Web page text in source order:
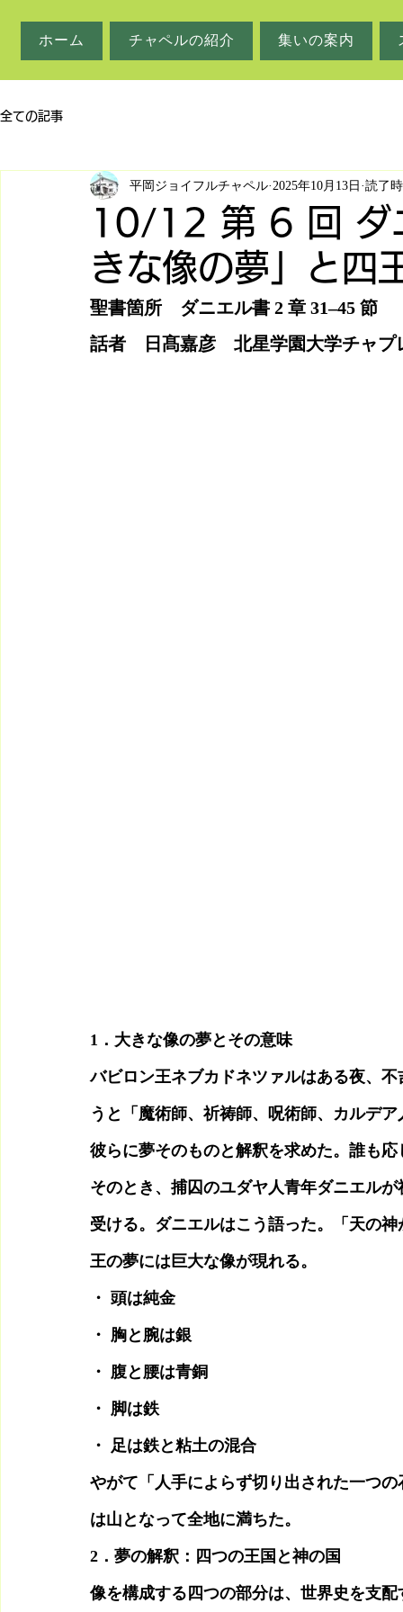
ホーム チャペルの紹介 集いの案内
全ての記事
10/12 第 6 回 ダ
きな像の夢」と四
平岡ジョイフルチャペル 2025年10月13日 読了
聖書箇所　ダニエル書 2 章 31‒45 節
話者　日髙嘉彦　北星学園大学チャ
1．大きな像の夢とその意味
バビロン王ネブカドネツァルはある夜、
うと「魔術師、祈祷師、呪術師、カルデ
彼らに夢そのものと解釈を求めた。誰も
そのとき、捕囚のユダヤ人青年ダニエル
受ける。ダニエルはこう語った。「天の
王の夢には巨大な像が現れる。
・ 頭は純金
・ 胸と腕は銀
・ 腹と腰は青銅
・ 脚は鉄
・ 足は鉄と粘土の混合
やがて「人手によらず切り出された一つ
は山となって全地に満ちた。
2．夢の解釈：四つの王国と神の国
像を構成する四つの部分は、世界史を支